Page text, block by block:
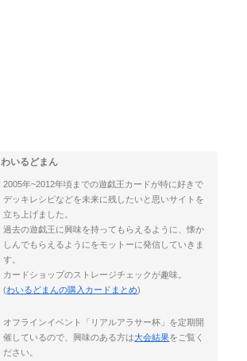
わいるどまん
2005年~2012年頃までの遊戯王カードが特に好きで
デッキレシピなどを未来に残したいと思いサイトを
立ち上げました。
過去の遊戯王に興味を持ってもらえるように、懐か
しんでもらえるようにをモットーに発信していきま
す。
カードショップのストレージチェックが趣味。
(わいるどまんの購入カードまとめ)
オフラインイベント「リアルアラサー杯」を定期開
催しているので、興味のある方は大会結果をご覧く
ださい。